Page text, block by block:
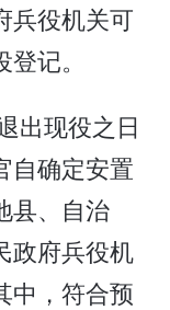
兵役机关可
记。
出现役之日
自确定安置
县、自治
政府兵役机
中，符合预